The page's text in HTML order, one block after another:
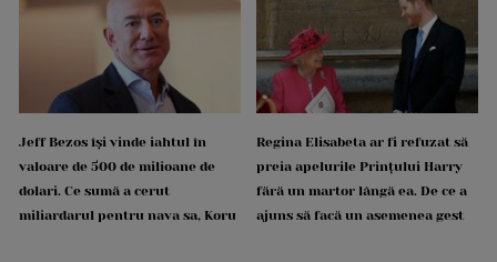
Jeff Bezos își vinde iahtul în
valoare de 500 de milioane de
dolari. Ce sumă a cerut
miliardarul pentru nava sa, Koru
Regina Elisabeta ar fi refuzat să
preia apelurile Prințului Harry
fără un martor lângă ea. De ce a
ajuns să facă un asemenea gest